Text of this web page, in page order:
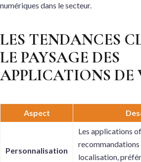
numériques dans le secteur.
LES TENDANCES
LE PAYSAGE DES
APPLICATIONS DE
Aspect
Personnalisation
Les applications
recommandations
localisation,